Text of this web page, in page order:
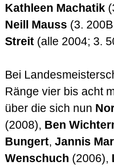
Kathleen Machatik
Neill Mauss (3.
Streit (alle 2004; 3.
Bei
Ränge vier bis acht
über die sich nun
(2008), Ben
Bungert, Jannis
Wenschuch (2006),